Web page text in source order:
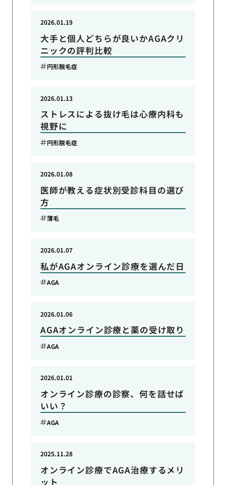
大手と個人どちらが良いかAGAクリ
ニックの評判比較
2026.01.19
円形脱毛症
ストレスによる抜け毛は心療内科も
視野に
2026.01.13
円形脱毛症
医師が教える症状別受診科目の選び
方
2026.01.08
薄毛
私がAGAオンライン診療を選んだ日
2026.01.07
AGA
AGAオンライン診療と薬の受け取り
2026.01.06
AGA
オンライン診療の診察、何を話せば
いい？
2026.01.01
AGA
オンライン診療でAGA治療するメリ
ット
2025.11.28